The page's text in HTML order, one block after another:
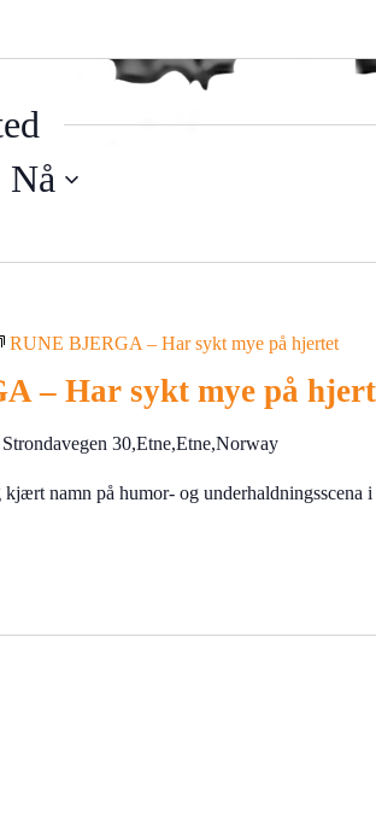
Nå
– Har sykt mye på
RUNE BJERGA – Har sykt mye på hjertet
Strondavegen 30,Etne,Etne,Norway
namn på humor- og underhaldningsscena